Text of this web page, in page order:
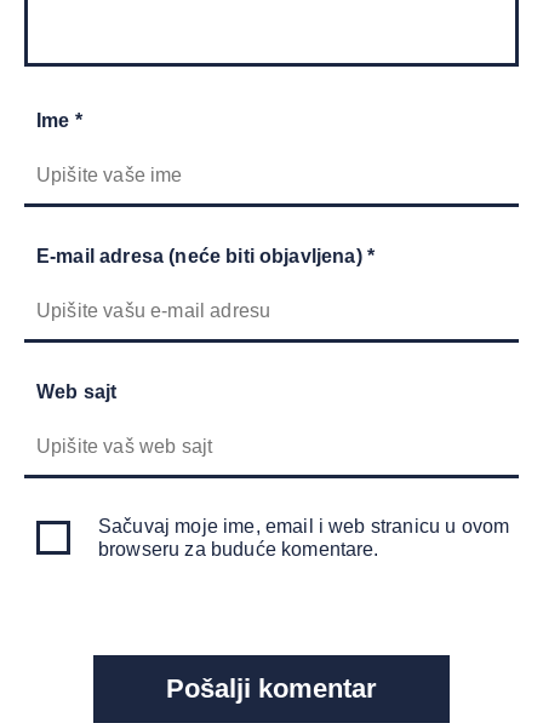
Ime *
E-mail adresa (neće biti objavljena) *
Web sajt
Sačuvaj moje ime, email i web stranicu u ovom
browseru za buduće komentare.